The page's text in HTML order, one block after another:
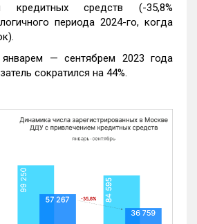
кредитных средств (-35,8%
периода 2024-го, когда
— сентябрем 2023 года
сократился на 44%.